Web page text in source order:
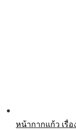
หน้ากากแก้ว เรื่